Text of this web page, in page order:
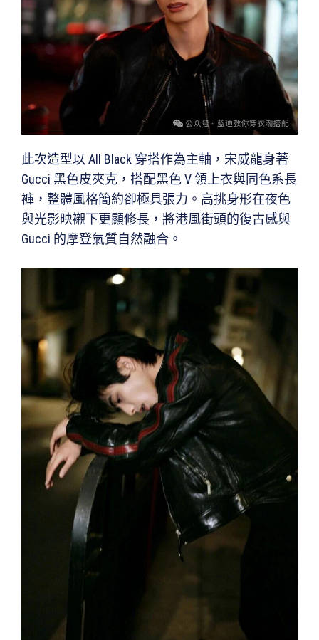
此次造型以 All Black 穿搭作為主軸，宋威龍身著
Gucci 黑色皮夾克，搭配黑色 V 領上衣與同色系長
褲，整體風格簡約卻極具張力。高挑身形在夜色
與光影映襯下更顯修長，將港風街頭的復古感與
Gucci 的摩登氣質自然融合。